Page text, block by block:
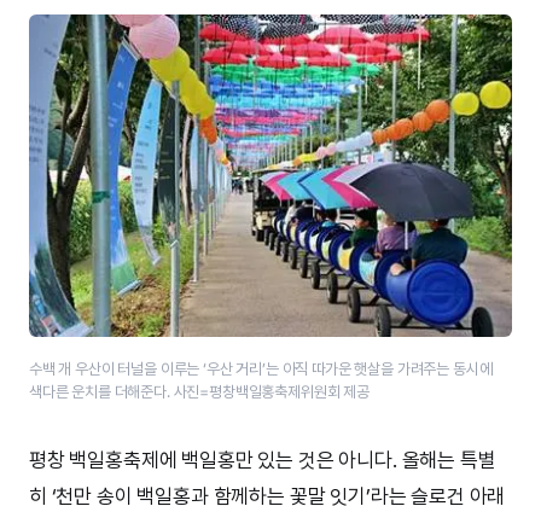
수백 개 우산이 터널을 이루는 ‘우산 거리’는 아직 따가운 햇살을 가려주는 동시에
색다른 운치를 더해준다. 사진=평창백일홍축제위원회 제공
평창 백일홍축제에 백일홍만 있는 것은 아니다. 올해는 특별
히 ‘천만 송이 백일홍과 함께하는 꽃말 잇기’라는 슬로건 아래